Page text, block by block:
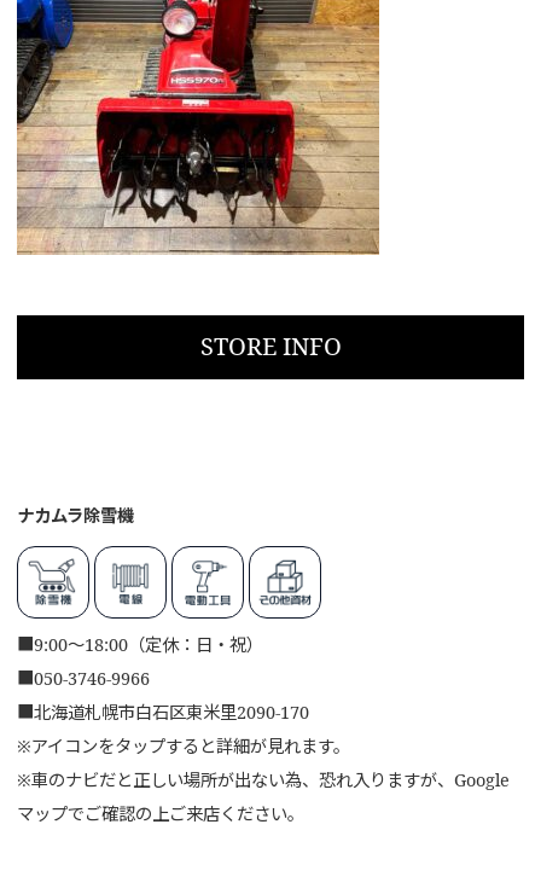
STORE INFO
ナカムラ除雪機
■9:00～18:00（定休：日・祝）
■050-3746-9966
■北海道札幌市白石区東米里2090-170
※アイコンをタップすると詳細が見れます。
※車のナビだと正しい場所が出ない為、恐れ入りますが、Google
マップでご確認の上ご来店ください。